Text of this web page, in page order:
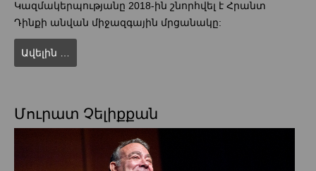
Կազմակերպությանը 2018-ին շնորհվել է Հրանտ
Դինքի անվան միջազգային մրցանակը:
Ավելին …
Մուրատ Չելիքքան